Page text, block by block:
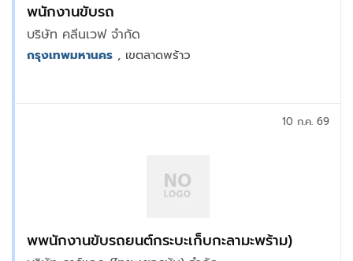
พนักงานขับรถ
บริษัท คลีนเวฟ จำกัด
กรุงเทพมหานคร , เขตลาดพร้าว
พพนักงานขับรถยนต์กระบะเก็บกะลามะพร้าม)
10 ก.ค. 69